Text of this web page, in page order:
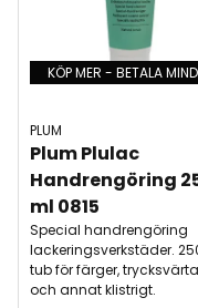
KÖP MER - BETALA
PLUM
Plum Plulac
Handrengöring
ml 0815
Special handrengöring
lackeringsverkstäder.
tub för färger,
och annat klistrigt.